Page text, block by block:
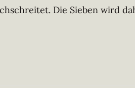
Die Sieben wird